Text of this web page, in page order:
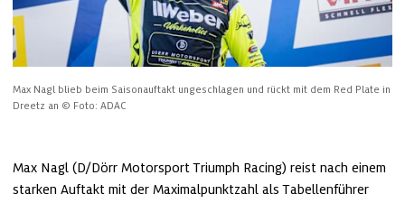
Max Nagl blieb beim Saisonauftakt ungeschlagen und rückt mit dem Red Plate in
Dreetz an © Foto: ADAC
Max Nagl (D/Dörr Motorsport Triumph Racing) reist nach einem
starken Auftakt mit der Maximalpunktzahl als Tabellenführer